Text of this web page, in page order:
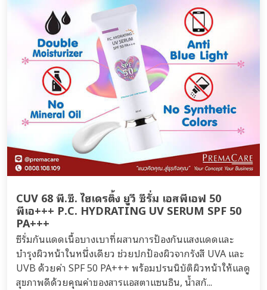
CUV 68 พี.ซี. ไฮเดรติ้ง ยูวี ซีรั่ม เอสพีเอฟ 50
พีเอ+++ P.C. HYDRATING UV SERUM SPF 50
PA+++
ซีรั่มกันแดดเนื้อบางเบาที่ผสานการป้องกันแสงแดดและ
บำรุงผิวหน้าในหนึ่งเดียว ช่วยปกป้องผิวจากรังสี UVA และ
UVB ด้วยค่า SPF 50 PA+++ พร้อมปรนนิบัติผิวหน้าให้แลดู
สุขภาพดีด้วยคุณค่าของสารแอสตาแซนธิน, น้ำสกั...